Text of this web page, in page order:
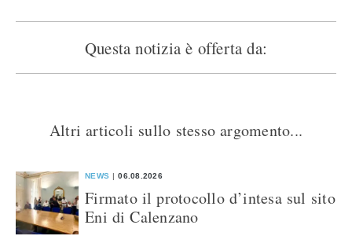
Questa notizia è offerta da:
Altri articoli sullo stesso argomento...
NEWS 06.08.2026
Firmato il protocollo d’intesa sul sito
Eni di Calenzano